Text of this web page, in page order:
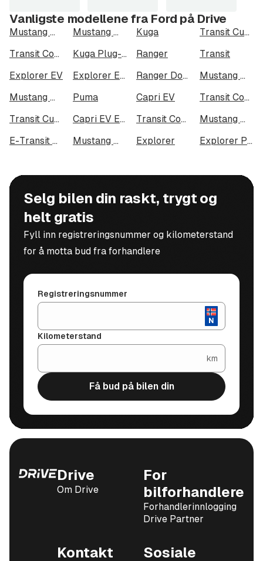
Vanligste modellene fra Ford på Drive
Mustang Mach-E Mustang Mach-E Long Range AWD Kuga
Transit Custom
Transit Connect
Kuga Plug-In Hybrid Ranger
Transit
Explorer EV
Explorer EV Extended Range AWD Ranger Dobbelcab
Mustang Mach-E Long Range
Mustang Mach-E GT
Puma Capri EV
Transit Connect 240 LWB
Transit Custom 320
Capri EV Extended Range AWD Transit Courier
Mustang Mach-E Standard Range AWD
E-Transit Custom 320
Mustang Mach-E Standard Range Explorer Explorer Plug-In Hybrid
Selg bilen din raskt, trygt og
helt gratis
Fyll inn registreringsnummer og kilometerstand
for å motta bud fra forhandlere
Registreringsnummer
Kilometerstand
km
Få bud på bilen din
Drive
Om Drive
For
bilforhandlere
Forhandlerinnlogging
Drive Partner
Kontakt
Sosiale